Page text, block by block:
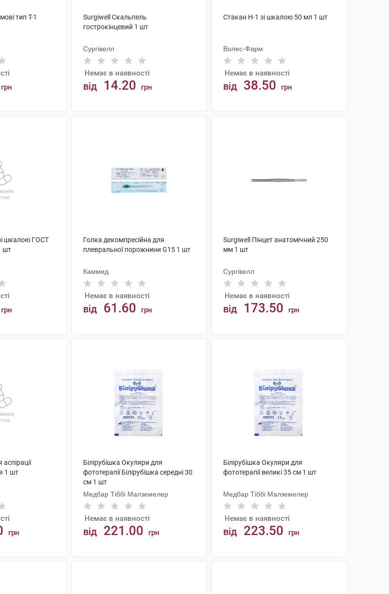
тип Т-1
грн
Surgiwell Скальпель
гострокінцевий 1 шт
Сургівелл
Немає в наявності
від 14.20 грн
Стакан Н-1 зі шкалою 50 мл 1 шт
Волес-Фарм
Немає в наявності
від 38.50 грн
шкалою ГОСТ
шт
грн
Голка декомпресійна для
плевральної порожнини G15 1 шт
Каммед
Немає в наявності
від 61.60 грн
Surgiwell Пінцет анатомічний 250
мм 1 шт
Сургівелл
Немає в наявності
від 173.50 грн
1 шт
грн
Білірубішка Окуляри для
фототерапії Білірубішка середні 30
см 1 шт
Медбар Тіббі Малземелер
Немає в наявності
від 221.00 грн
Білірубішка Окуляри для
фототерапії великі 35 см 1 шт
Медбар Тіббі Малземелер
Немає в наявності
від 223.50 грн